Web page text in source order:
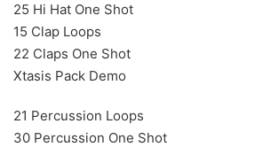
25 Hi Hat One Shot
15 Clap Loops
22 Claps One Shot
Xtasis Pack Demo
21 Percussion Loops
30 Percussion One Shot